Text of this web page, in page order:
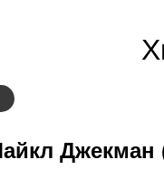
Джекман